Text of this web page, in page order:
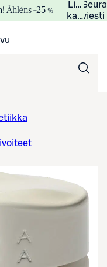
Åhléns –25 %
viesti